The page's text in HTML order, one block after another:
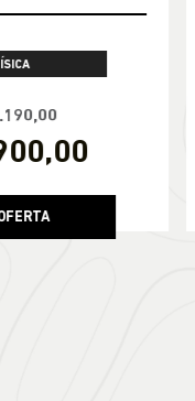
CONFIRA A OFERTA